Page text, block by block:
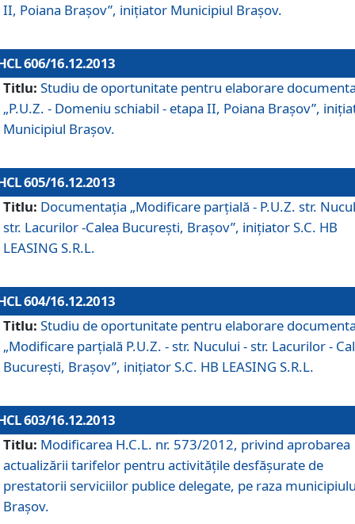
II, Poiana Braşov”, iniţiator Municipiul Braşov.
606/16.12.2013
Titlu: Studiu de oportunitate pentru elaborare
„P.U.Z. - Domeniu schiabil - etapa II, Poiana Braşov”,
Municipiul Braşov.
605/16.12.2013
Titlu: Documentaţia „Modificare parţială - P.U.Z. str.
str. Lacurilor -Calea Bucureşti, Braşov”, iniţiator S.C. HB
LEASING S.R.L.
604/16.12.2013
Titlu: Studiu de oportunitate pentru elaborare
„Modificare parţială P.U.Z. - str. Nucului - str. Lacurilor -
Bucureşti, Braşov”, iniţiator S.C. HB LEASING S.R.L.
603/16.12.2013
Titlu: Modificarea H.C.L. nr. 573/2012, privind aprobarea
actualizării tarifelor pentru activităţile desfăşurate de
prestatorii serviciilor publice delegate, pe raza
Braşov.